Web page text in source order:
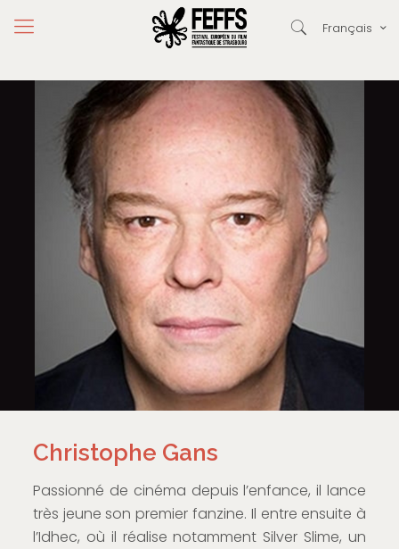
Français
Christophe Gans
Passionné de cinéma depuis l’enfance, il lance
très jeune son premier fanzine. Il entre ensuite à
l’Idhec, où il réalise notamment Silver Slime, un